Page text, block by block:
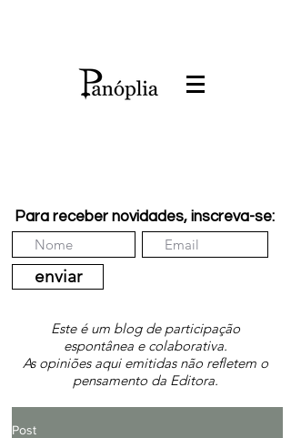
Para receber novidades, inscreva-se:
enviar
Este é um blog de participação
espontânea e colaborativa.
As opiniões aqui emitidas não refletem o
pensamento da Editora.
Post